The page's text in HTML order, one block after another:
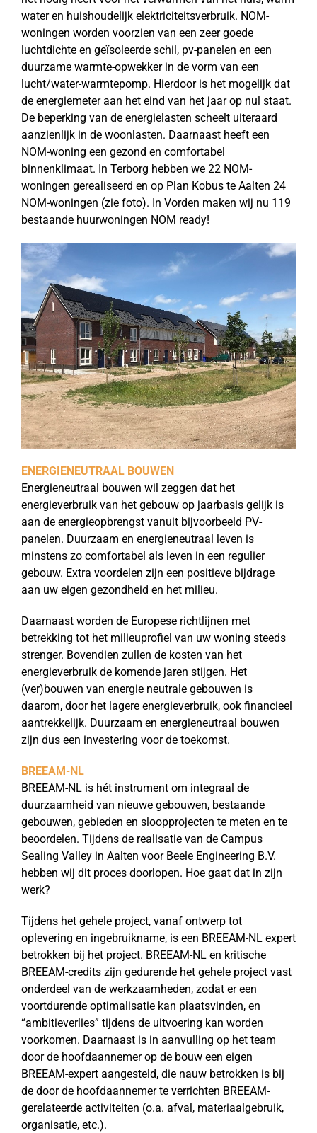
water en huishoudelijk elektriciteitsverbruik. NOM-
woningen worden voorzien van een zeer goede
luchtdichte en geïsoleerde schil, pv-panelen en een
duurzame warmte-opwekker in de vorm van een
lucht/water-warmtepomp. Hierdoor is het mogelijk dat
de energiemeter aan het eind van het jaar op nul staat.
De beperking van de energielasten scheelt uiteraard
aanzienlijk in de woonlasten. Daarnaast heeft een
NOM-woning een gezond en comfortabel
binnenklimaat. In Terborg hebben we 22 NOM-
woningen gerealiseerd en op Plan Kobus te Aalten 24
NOM-woningen (zie foto). In Vorden maken wij nu 119
bestaande huurwoningen NOM ready!
ENERGIENEUTRAAL BOUWEN
Energieneutraal bouwen wil zeggen dat het
energieverbruik van het gebouw op jaarbasis gelijk is
aan de energieopbrengst vanuit bijvoorbeeld PV-
panelen. Duurzaam en energieneutraal leven is
minstens zo comfortabel als leven in een regulier
gebouw. Extra voordelen zijn een positieve bijdrage
aan uw eigen gezondheid en het milieu.
Daarnaast worden de Europese richtlijnen met
betrekking tot het milieuprofiel van uw woning steeds
strenger. Bovendien zullen de kosten van het
energieverbruik de komende jaren stijgen. Het
(ver)bouwen van energie neutrale gebouwen is
daarom, door het lagere energieverbruik, ook financieel
aantrekkelijk. Duurzaam en energieneutraal bouwen
zijn dus een investering voor de toekomst.
BREEAM-NL
BREEAM-NL is hét instrument om integraal de
duurzaamheid van nieuwe gebouwen, bestaande
gebouwen, gebieden en sloopprojecten te meten en te
beoordelen. Tijdens de realisatie van de Campus
Sealing Valley in Aalten voor Beele Engineering B.V.
hebben wij dit proces doorlopen. Hoe gaat dat in zijn
werk?
Tijdens het gehele project, vanaf ontwerp tot
oplevering en ingebruikname, is een BREEAM-NL expert
betrokken bij het project. BREEAM-NL en kritische
BREEAM-credits zijn gedurende het gehele project vast
onderdeel van de werkzaamheden, zodat er een
voortdurende optimalisatie kan plaatsvinden, en
“ambitieverlies” tijdens de uitvoering kan worden
voorkomen. Daarnaast is in aanvulling op het team
door de hoofdaannemer op de bouw een eigen
BREEAM-expert aangesteld, die nauw betrokken is bij
de door de hoofdaannemer te verrichten BREEAM-
gerelateerde activiteiten (o.a. afval, materiaalgebruik,
organisatie, etc.).